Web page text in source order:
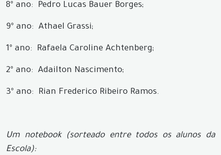
8º ano: Pedro Lucas Bauer Borges;
9º ano: Athael Grassi;
1º ano: Rafaela Caroline Achtenberg;
2º ano: Adailton Nascimento;
3º ano: Rian Frederico Ribeiro Ramos.
Um notebook (sorteado entre todos os alunos da
Escola):